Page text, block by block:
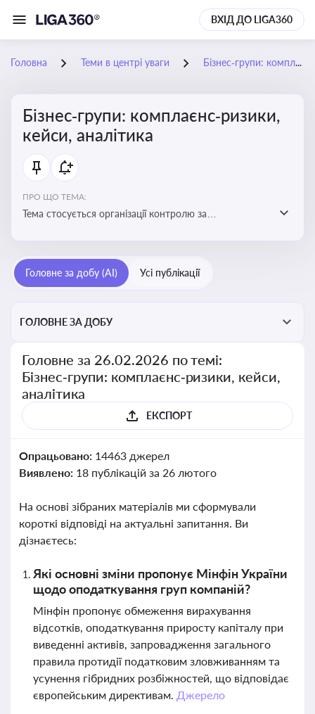
ВХІД ДО LIGA360
Головна Теми в центрі уваги Бізнес‑групи: комплаєнс‑ризики, кейси, аналітика
Бізнес‑групи: комплаєнс‑ризики,
кейси, аналітика
ПРО ЩО ТЕМА:
Тема стосується організації контролю за
Головне за добу (AI) Усі публікації
ГОЛОВНЕ ЗА ДОБУ
Головне за 26.02.2026 по темі:
Бізнес‑групи: комплаєнс‑ризики, кейси,
аналітика
ЕКСПОРТ
Опрацьовано: 14463 джерел
Виявлено: 18 публікацій за 26 лютого
На основі зібраних матеріалів ми сформували
короткі відповіді на актуальні запитання. Ви
дізнаєтесь:
Які основні зміни пропонує Мінфін України
щодо оподаткування груп компаній?
Мінфін пропонує обмеження вирахування
відсотків, оподаткування приросту капіталу при
виведенні активів, запровадження загального
правила протидії податковим зловживанням та
усунення гібридних розбіжностей, що відповідає
європейським директивам. Джерело